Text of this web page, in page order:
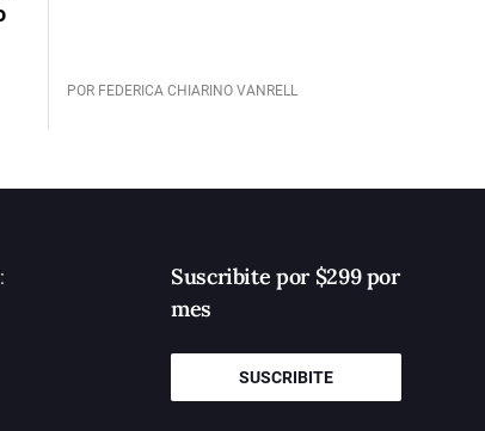
POR FEDERICA CHIARINO VANRELL
Suscribite por $299 por
mes
SUSCRIBITE